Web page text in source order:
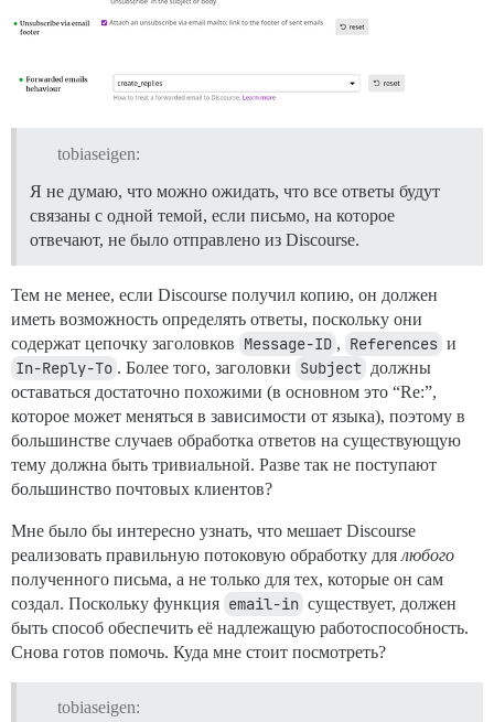
tobiaseigen:
Я не думаю, что можно ожидать, что все ответы будут
связаны с одной темой, если письмо, на которое
отвечают, не было отправлено из Discourse.
Тем не менее, если Discourse получил копию, он должен
иметь возможность определять ответы, поскольку они
содержат цепочку заголовков Message-ID , References и
In-Reply-To . Более того, заголовки Subject должны
оставаться достаточно похожими (в основном это “Re:”,
которое может меняться в зависимости от языка), поэтому в
большинстве случаев обработка ответов на существующую
тему должна быть тривиальной. Разве так не поступают
большинство почтовых клиентов?
Мне было бы интересно узнать, что мешает Discourse
реализовать правильную потоковую обработку для любого
полученного письма, а не только для тех, которые он сам
создал. Поскольку функция email-in существует, должен
быть способ обеспечить её надлежащую работоспособность.
Снова готов помочь. Куда мне стоит посмотреть?
tobiaseigen: